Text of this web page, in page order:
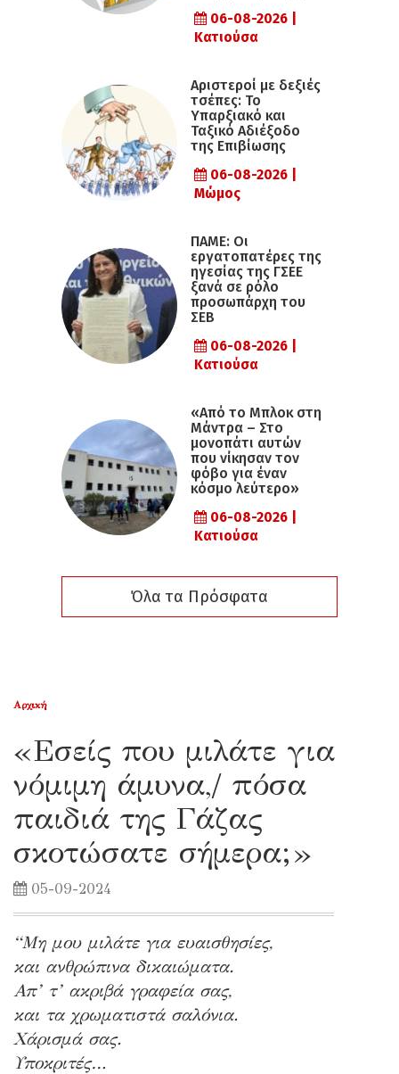
06-08-2026 |
Κατιούσα
Αριστεροί με δεξιές
τσέπες: Το
Υπαρξιακό και
Ταξικό Αδιέξοδο
της Επιβίωσης
06-08-2026 |
Μώμος
ΠΑΜΕ: Οι
εργατοπατέρες της
ηγεσίας της ΓΣΕΕ
ξανά σε ρόλο
προσωπάρχη του
ΣΕΒ
06-08-2026 |
Κατιούσα
«Από το Μπλοκ στη
Μάντρα – Στο
μονοπάτι αυτών
που νίκησαν τον
φόβο για έναν
κόσμο λεύτερο»
06-08-2026 |
Κατιούσα
Όλα τα Πρόσφατα
Αρχική
«Εσείς που μιλάτε για
νόμιμη άμυνα,/ πόσα
παιδιά της Γάζας
σκοτώσατε σήμερα;»
05-09-2024
“Μη μου μιλάτε για ευαισθησίες,
και ανθρώπινα δικαιώματα.
Απ’ τ’ ακριβά γραφεία σας,
και τα χρωματιστά σαλόνια.
Χάρισμά σας.
Υποκριτές…